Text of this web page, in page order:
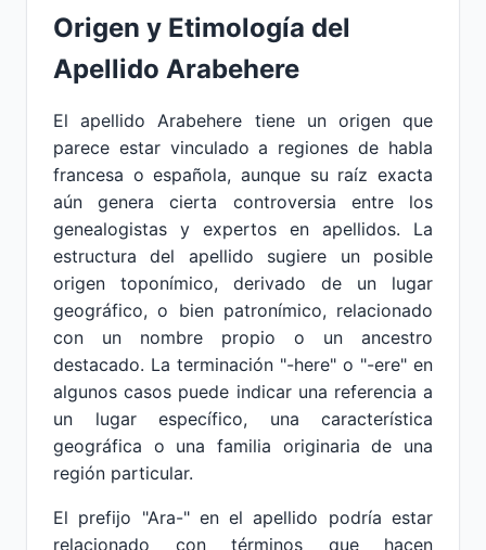
Origen y Etimología del
Apellido Arabehere
El apellido Arabehere tiene un origen que
parece estar vinculado a regiones de habla
francesa o española, aunque su raíz exacta
aún genera cierta controversia entre los
genealogistas y expertos en apellidos. La
estructura del apellido sugiere un posible
origen toponímico, derivado de un lugar
geográfico, o bien patronímico, relacionado
con un nombre propio o un ancestro
destacado. La terminación "-here" o "-ere" en
algunos casos puede indicar una referencia a
un lugar específico, una característica
geográfica o una familia originaria de una
región particular.
El prefijo "Ara-" en el apellido podría estar
relacionado con términos que hacen